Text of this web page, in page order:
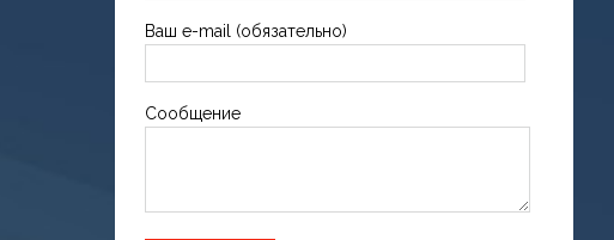
Ваш e-mail (обязательно)
Сообщение